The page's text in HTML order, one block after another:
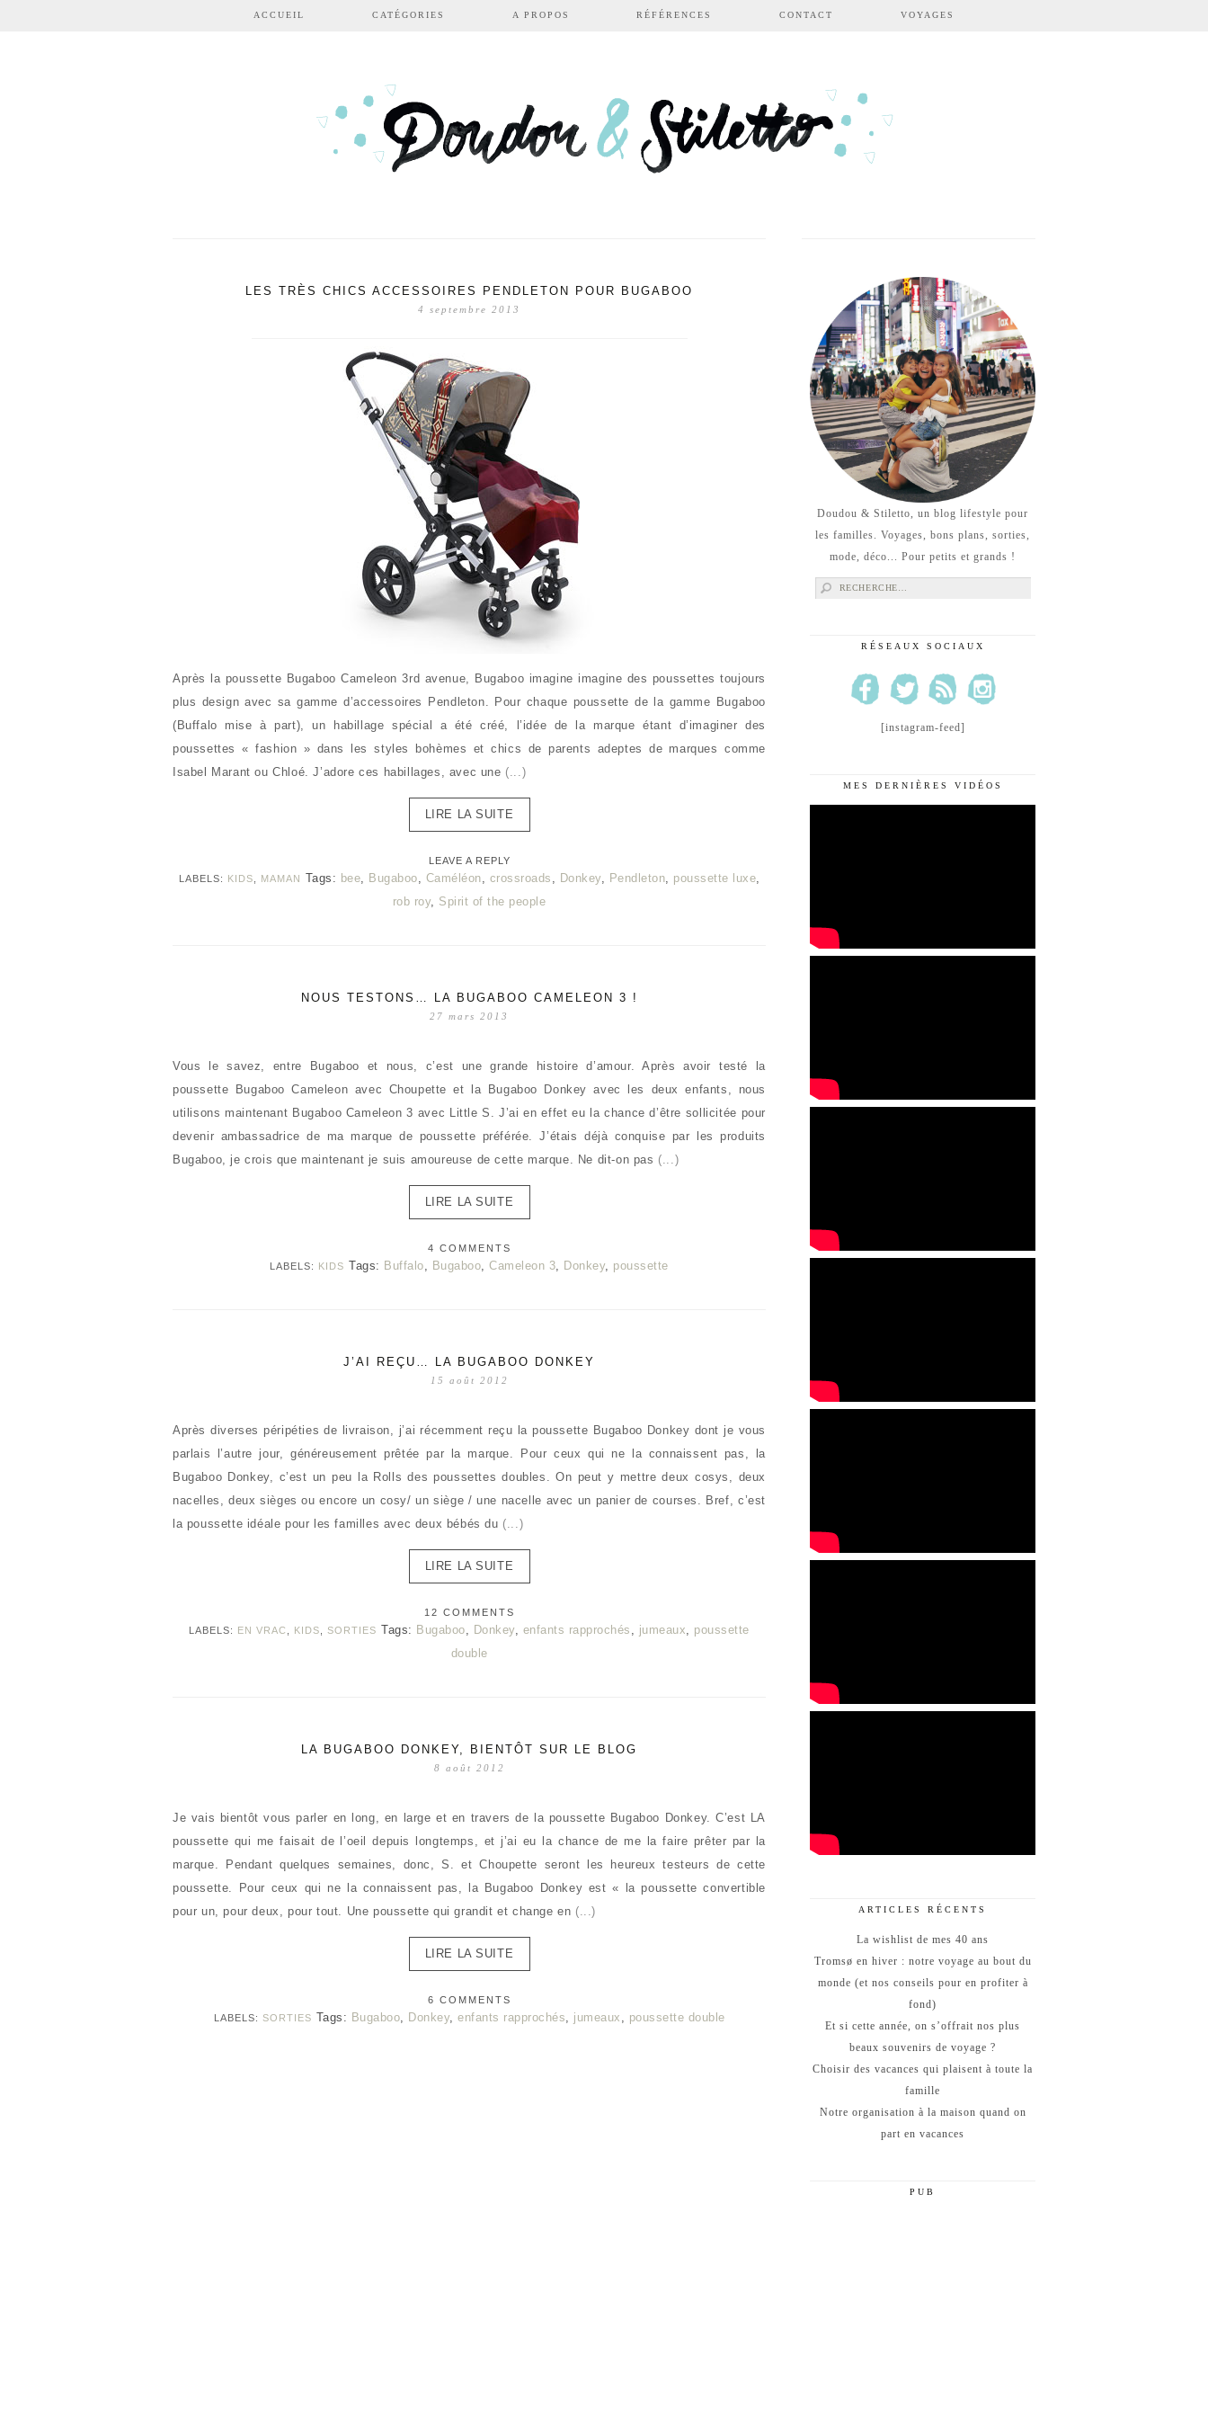
Aller au contenu principal
ACCUEIL CATÉGORIES A PROPOS RÉFÉRENCES CONTACT VOYAGES
LES TRÈS CHICS ACCESSOIRES PENDLETON POUR BUGABOO
4 septembre 2013
Après la poussette Bugaboo Cameleon 3rd avenue, Bugaboo imagine imagine des poussettes toujours
plus design avec sa gamme d’accessoires Pendleton. Pour chaque poussette de la gamme Bugaboo
(Buffalo mise à part), un habillage spécial a été créé, l’idée de la marque étant d’imaginer des
poussettes « fashion » dans les styles bohèmes et chics de parents adeptes de marques comme
Isabel Marant ou Chloé. J’adore ces habillages, avec une (...)
LIRE LA SUITE
LEAVE A REPLY
LABELS: KIDS MAMAN Tags: bee, Bugaboo, Caméléon, crossroads , Donkey, Pendleton, poussette luxe,
rob roy, Spirit of the people
NOUS TESTONS… LA BUGABOO CAMELEON 3 !
27 mars 2013
Vous le savez, entre Bugaboo et nous, c’est une grande histoire d’amour. Après avoir testé la
poussette Bugaboo Cameleon avec Choupette et la Bugaboo Donkey avec les deux enfants, nous
utilisons maintenant Bugaboo Cameleon 3 avec Little S. J’ai en effet eu la chance d’être sollicitée pour
devenir ambassadrice de ma marque de poussette préférée. J’étais déjà conquise par les produits
Bugaboo, je crois que maintenant je suis amoureuse de cette marque. Ne dit-on pas (...)
LIRE LA SUITE
4 COMMENTS
LABELS: KIDS Tags: Buffalo, Bugaboo,Cameleon 3, Donkey, poussette
J’AI REÇU… LA BUGABOO DONKEY
15 août 2012
Après diverses péripéties de livraison, j’ai récemment reçu la poussette Bugaboo Donkey dont je vous
parlais l’autre jour, généreusement prêtée par la marque. Pour ceux qui ne la connaissent pas, la
Bugaboo Donkey, c’est un peu la Rolls des poussettes doubles. On peut y mettre deux cosys, deux
nacelles, deux sièges ou encore un cosy/ un siège / une nacelle avec un panier de courses. Bref, c’est
la poussette idéale pour les familles avec deux bébés du (...)
LIRE LA SUITE
12 COMMENTS
LABELS: EN VRAC KIDS ,SORTIES Tags: Bugaboo, Donkey, enfants rapprochés , jumeaux, poussette
double
LA BUGABOO DONKEY, BIENTÔT SUR LE BLOG
8 août 2012
Je vais bientôt vous parler en long, en large et en travers de la poussette Bugaboo Donkey. C’est LA
poussette qui me faisait de l’oeil depuis longtemps, et j’ai eu la chance de me la faire prêter par la
marque. Pendant quelques semaines, donc, S. et Choupette seront les heureux testeurs de cette
poussette. Pour ceux qui ne la connaissent pas, la Bugaboo Donkey est « la poussette convertible
pour un, pour deux, pour tout. Une poussette qui grandit et change en (...)
LIRE LA SUITE
6 COMMENTS
LABELS: SORTIES Tags: Bugaboo, Donkey, enfants rapprochés, jumeaux , poussette double
Doudou & Stiletto, un blog lifestyle pour
les familles. Voyages, bons plans, sorties,
mode, déco... Pour petits et grands !
Rechercher :
RÉSEAUX SOCIAUX
[instagram-feed]
MES DERNIÈRES VIDÉOS
ARTICLES RÉCENTS
La wishlist de mes 40 ans
Tromsø en hiver : notre voyage au bout du
monde (et nos conseils pour en profiter à
fond)
Et si cette année, on s’offrait nos plus
beaux souvenirs de voyage ?
Choisir des vacances qui plaisent à toute la
famille
Notre organisation à la maison quand on
part en vacances
PUB